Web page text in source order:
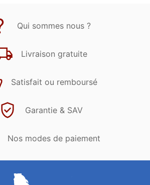
Qui sommes nous ?
Livraison gratuite
Satisfait ou remboursé
Garantie & SAV
Nos modes de paiement